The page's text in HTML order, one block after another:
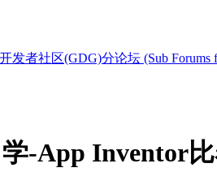
发者社区(GDG)分论坛 (Sub Forums
-App Inventor